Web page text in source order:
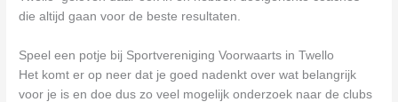
die altijd gaan voor de beste resultaten.
Speel een potje bij Sportvereniging Voorwaarts in Twello
Het komt er op neer dat je goed nadenkt over wat belangrijk
voor je is en doe dus zo veel mogelijk onderzoek naar de clubs